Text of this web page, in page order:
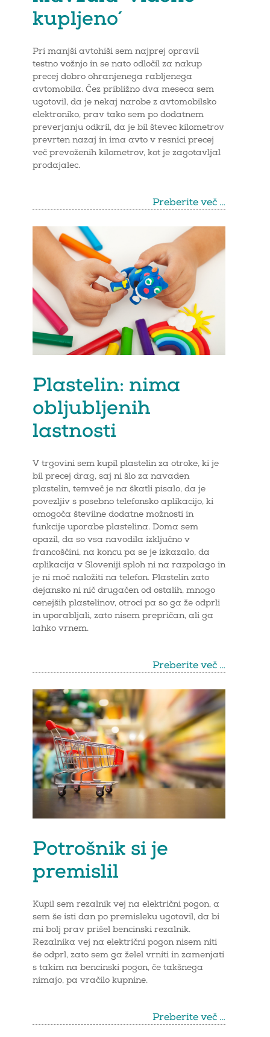
kupljeno´
Pri manjši avtohiši sem najprej opravil
testno vožnjo in se nato odločil za nakup
precej dobro ohranjenega rabljenega
avtomobila. Čez približno dva meseca sem
ugotovil, da je nekaj narobe z avtomobilsko
elektroniko, prav tako sem po dodatnem
preverjanju odkril, da je bil števec kilometrov
prevrten nazaj in ima avto v resnici precej
več prevoženih kilometrov, kot je zagotavljal
prodajalec.
Preberite več …
Plastelin: nima
obljubljenih
lastnosti
V trgovini sem kupil plastelin za otroke, ki je
bil precej drag, saj ni šlo za navaden
plastelin, temveč je na škatli pisalo, da je
povezljiv s posebno telefonsko aplikacijo, ki
omogoča številne dodatne možnosti in
funkcije uporabe plastelina. Doma sem
opazil, da so vsa navodila izključno v
francoščini, na koncu pa se je izkazalo, da
aplikacija v Sloveniji sploh ni na razpolago in
je ni moč naložiti na telefon. Plastelin zato
dejansko ni nič drugačen od ostalih, mnogo
cenejših plastelinov, otroci pa so ga že odprli
in uporabljali, zato nisem prepričan, ali ga
lahko vrnem.
Preberite več …
Potrošnik si je
premislil
Kupil sem rezalnik vej na električni pogon, a
sem še isti dan po premisleku ugotovil, da bi
mi bolj prav prišel bencinski rezalnik.
Rezalnika vej na električni pogon nisem niti
še odprl, zato sem ga želel vrniti in zamenjati
s takim na bencinski pogon, če takšnega
nimajo, pa vračilo kupnine.
Preberite več …